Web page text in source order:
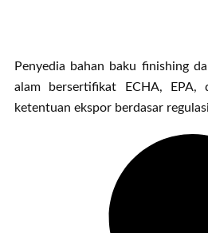
Penyedia bahan baku finishing
alam bersertifikat ECHA, EPA,
ketentuan ekspor berdasar